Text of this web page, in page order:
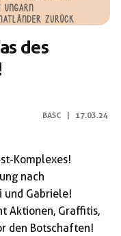
des
BASC | 17.03.24
Komplexes!
nach
und Gabriele!
Aktionen, Graffitis,
den Botschaften!